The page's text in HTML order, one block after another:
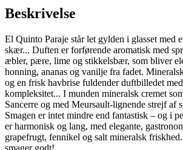
Beskrivelse
El Quinto Paraje står let gylden i glasset med
skær... Duften er forførende aromatisk med
æbler, pære, lime og stikkelsbær, som bliver
honning, ananas og vanilje fra fadet.
og en frisk havbrise fuldender duftbilledet
kompleksitet... I munden mineralsk cremet
Sancerre og med Meursault-lignende strejf af
Smagen er intet mindre end fantastisk – og i
er harmonisk og lang, med elegante,
grapefrugt, fennikel og salt mineralsk
smager godt!